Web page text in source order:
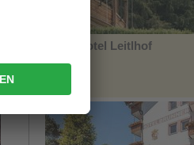
Naturhotel Leitlhof